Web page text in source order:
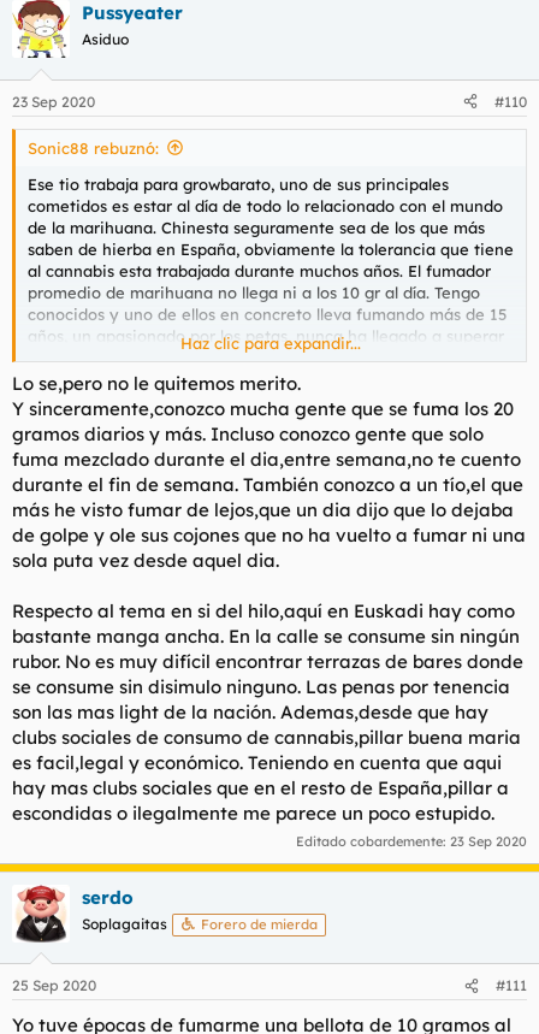
c
c
i
e
s
Pussyeater
Asiduo
23 Sep 2020 #110
Sonic88 rebuznó:
Ese tio trabaja para growbarato, uno de sus principales
cometidos es estar al día de todo lo relacionado con el mundo
de la marihuana. Chinesta seguramente sea de los que más
saben de hierba en España, obviamente la tolerancia que tiene
al cannabis esta trabajada durante muchos años. El fumador
promedio de marihuana no llega ni a los 10 gr al día. Tengo
conocidos y uno de ellos en concreto lleva fumando más de 15
años, un apasionado por los petas, nunca ha llegado a superar
los 10 gr.
Haz clic para expandir...
Lo se,pero no le quitemos merito.
Y sinceramente,conozco mucha gente que se fuma los 20
gramos diarios y más. Incluso conozco gente que solo
fuma mezclado durante el dia,entre semana,no te cuento
durante el fin de semana. También conozco a un tío,el que
más he visto fumar de lejos,que un dia dijo que lo dejaba
de golpe y ole sus cojones que no ha vuelto a fumar ni una
sola puta vez desde aquel dia.
Respecto al tema en si del hilo,aquí en Euskadi hay como
bastante manga ancha. En la calle se consume sin ningún
rubor. No es muy difícil encontrar terrazas de bares donde
se consume sin disimulo ninguno. Las penas por tenencia
son las mas light de la nación. Ademas,desde que hay
clubs sociales de consumo de cannabis,pillar buena maria
es facil,legal y económico. Teniendo en cuenta que aqui
hay mas clubs sociales que en el resto de España,pillar a
escondidas o ilegalmente me parece un poco estupido.
Editado cobardemente: 23 Sep 2020
serdo
Soplagaitas Forero de mierda
25 Sep 2020 #111
Yo tuve épocas de fumarme una bellota de 10 gramos al